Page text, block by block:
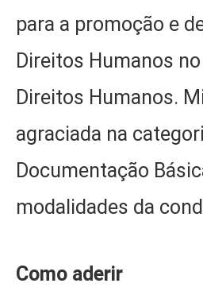
para a promoção e
Direitos Humanos
Direitos Humanos.
agraciada na
Documentação
modalidades da
Como aderir